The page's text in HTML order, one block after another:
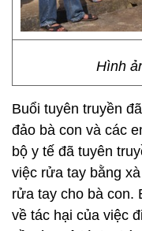
Hình
Buổi tuyên truyền
đảo bà con và các
bộ y tế đã tuyên
việc rửa tay bằng
rửa tay cho bà con.
về tác hại của việc